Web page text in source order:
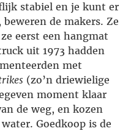
stabiel en je kunt er
de makers. Ze
eerst een hangmat
uit 1973 hadden
met
(zo’n driewielige
moment klaar
de weg, en kozen
Goedkoop is de